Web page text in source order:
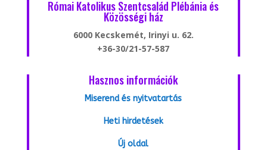
Római Katolikus Szentcsalád Plébánia és
Közösségi ház
6000 Kecskemét, Irinyi u. 62.
+36-30/21-57-587
Hasznos információk
Miserend és nyitvatartás
Heti hirdetések
Új oldal